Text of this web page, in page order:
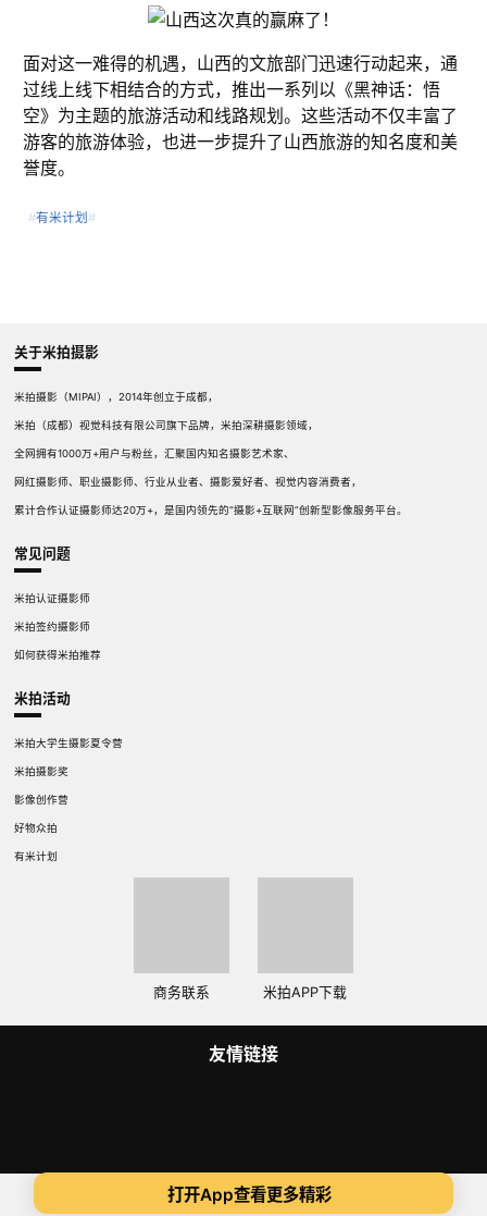
面对这一难得的机遇，山西的文旅部门迅速行动起来，通
过线上线下相结合的方式，推出一系列以《黑神话：悟
空》为主题的旅游活动和线路规划。这些活动不仅丰富了
游客的旅游体验，也进一步提升了山西旅游的知名度和美
誉度。
#有米计划 #
打开App查看更多精彩
关于米拍摄影
米拍摄影（MIPAI），2014年创立于成都，
米拍（成都）视觉科技有限公司旗下品牌，米拍深耕摄影领域，
全网拥有1000万+用户与粉丝，汇聚国内知名摄影艺术家、
网红摄影师、职业摄影师、行业从业者、摄影爱好者、视觉内容消费者，
累计合作认证摄影师达20万+，是国内领先的“摄影+互联网”创新型影像服务平台。
常见问题
米拍认证摄影师
米拍签约摄影师
如何获得米拍推荐
米拍活动
米拍大学生摄影夏令营
米拍摄影奖
影像创作营
好物众拍
有米计划
商务联系 米拍APP下载
友情链接
Copyright 2014-2025 米拍（成都）视觉科技有限公司 版权所有
蜀ICP备14015734号
ICP证:川B2-20180306